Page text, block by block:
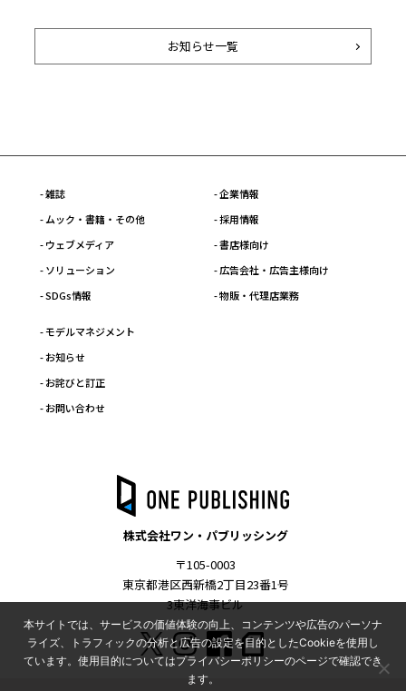
お知らせ一覧
- 雑誌
- ムック・書籍・その他
- ウェブメディア
- ソリューション
- SDGs情報
- 企業情報
- 採用情報
- 書店様向け
- 広告会社・広告主様向け
- 物販・代理店業務
- モデルマネジメント
- お知らせ
- お詫びと訂正
- お問い合わせ
株式会社ワン・パブリッシング
〒105-0003
東京都港区西新橋2丁目23番1号
3東洋海事ビル
本サイトでは、サービスの価値体験の向上、コンテンツや広告のパーソナ
ライズ、トラフィックの分析と広告の設定を目的としたCookieを使用し
ています。使用目的についてはプライバシーポリシーのページで確認でき
ます。